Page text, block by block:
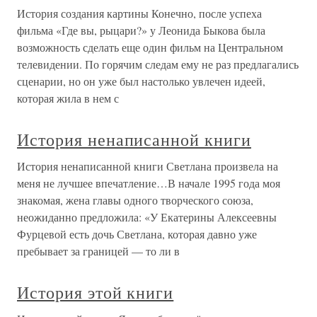
История создания картины Конечно, после успеха
фильма «Где вы, рыцари?» у Леонида Быкова была
возможность сделать еще один фильм на Центральном
телевидении. По горячим следам ему не раз предлагались
сценарии, но он уже был настолько увлечен идеей,
которая жила в нем с
История ненаписанной книги
История ненаписанной книги Светлана произвела на
меня не лучшее впечатление…В начале 1995 года моя
знакомая, жена главы одного творческого союза,
неожиданно предложила: «У Екатерины Алексеевны
Фурцевой есть дочь Светлана, которая давно уже
пребывает за границей — то ли в
История этой книги